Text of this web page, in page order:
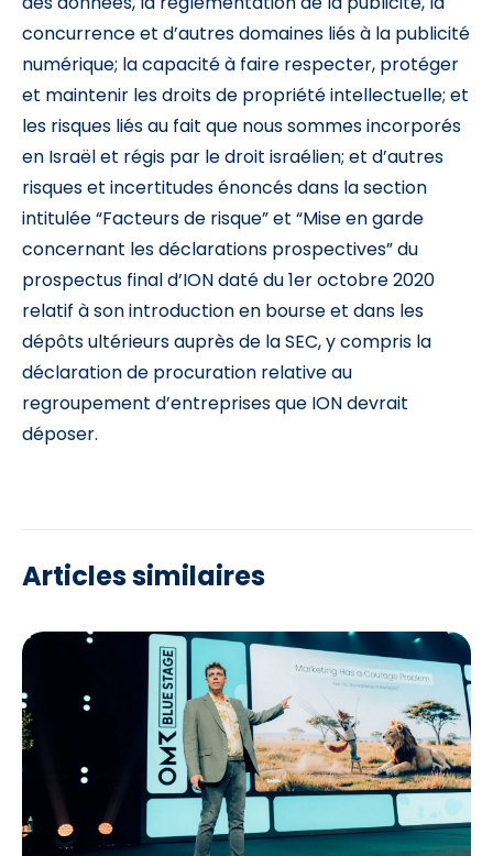
concurrence et d’autres domaines liés à la publicité
numérique; la capacité à faire respecter, protéger
et maintenir les droits de propriété intellectuelle; et
les risques liés au fait que nous sommes incorporés
en Israël et régis par le droit israélien; et d’autres
risques et incertitudes énoncés dans la section
intitulée “Facteurs de risque” et “Mise en garde
concernant les déclarations prospectives” du
prospectus final d’ION daté du 1er octobre 2020
relatif à son introduction en bourse et dans les
dépôts ultérieurs auprès de la SEC, y compris la
déclaration de procuration relative au
regroupement d’entreprises que ION devrait
déposer.
Articles similaires